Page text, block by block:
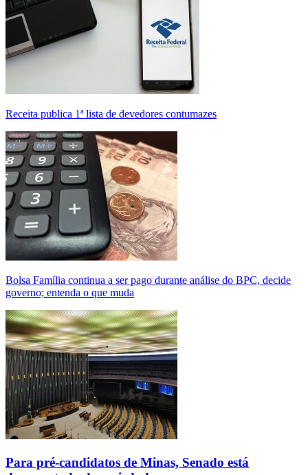
Receita publica 1ª lista de devedores contumazes
Bolsa Família continua a ser pago durante análise do BPC, decide
governo; entenda o que muda
Para pré-candidatos de Minas, Senado está